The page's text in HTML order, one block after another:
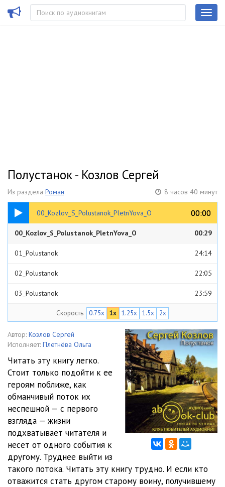
Полустанок - Козлов Сергей
Из раздела Роман 8 часов 40 минут
00_Kozlov_S_Polustanok_PletnYova_O 00:00
00:00
00:29
00_Kozlov_S_Polustanok_PletnYova_O 00:29
01_Polustanok 24:14
02_Polustanok 22:05
03_Polustanok 23:59
04_Polustanok
05_Polustanok 22:03
07_Polustanok 26:04
08_Polustanok 26:02
09_Polustanok 25:36
10_Polustanok 22:32
11_Polustanok
12_Polustanok 24:10
Скорость 0.75x 1x 1.25x 1.5x 2x
Автор: Козлов Сергей
Исполняет: Плетнёва Ольга
Читать эту книгу легко.
Стоит только подойти к ее
героям поближе, как
обманчивый поток их
неспешной — с первого
взгляда — жизни
подхватывает читателя и
несет от одного события к
другому. Труднее выйти из
такого потока. Читать эту книгу трудно. И если кто
отважится стать другом старому воину, получившему